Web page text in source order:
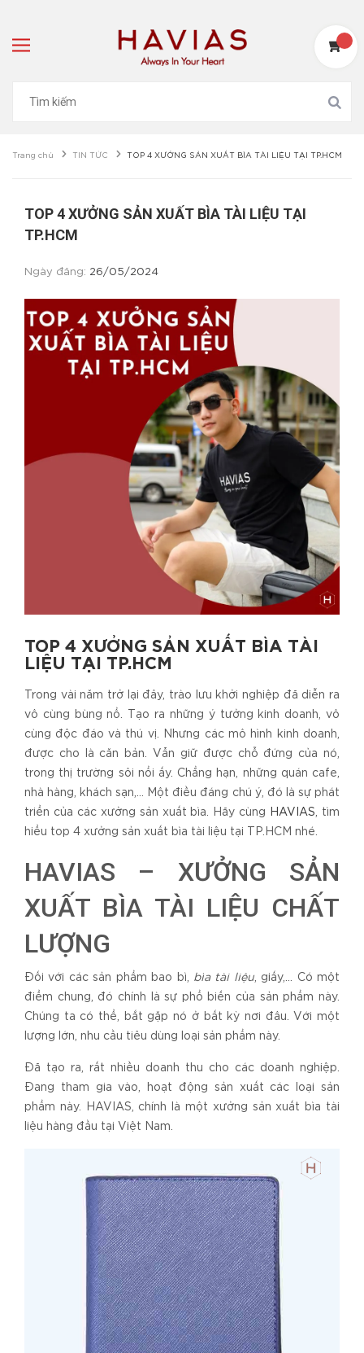
Trang chủ TIN TỨC TOP 4 XƯỞNG SẢN XUẤT BÌA TÀI LIỆU TẠI TP.HCM
TOP 4 XƯỞNG SẢN XUẤT BÌA TÀI LIỆU TẠI
TP.HCM
Ngày đăng: 26/05/2024
TOP 4 XƯỞNG SẢN XUẤT BÌA TÀI
LIỆU TẠI TP.HCM
Trong vài năm trở lại đây, trào lưu khởi nghiệp đã diễn ra
vô cùng bùng nổ. Tạo ra những ý tưởng kinh doanh, vô
cùng độc đáo và thú vị. Nhưng các mô hình kinh doanh,
được cho là căn bản. Vẫn giữ được chỗ đứng của nó,
trong thị trường sôi nổi ấy. Chẳng hạn, những quán cafe,
nhà hàng, khách sạn,… Một điều đáng chú ý, đó là sự phát
triển của các xưởng sản xuất bìa. Hãy cùng
HAVIAS , tìm
hiểu top 4 xưởng sản xuất bìa tài liệu tại TP.HCM nhé.
HAVIAS – XƯỞNG SẢN
XUẤT BÌA TÀI LIỆU CHẤT
LƯỢNG
Đối với các sản phẩm bao bì, bìa tài liệu, giấy,… Có một
điểm chung, đó chính là sự phổ biến của sản phẩm này.
Chúng ta có thể, bắt gặp nó ở bất kỳ nơi đâu. Với một
lượng lớn, nhu cầu tiêu dùng loại sản phẩm này.
Đã tạo ra, rất nhiều doanh thu cho các doanh nghiệp.
Đang tham gia vào, hoạt động sản xuất các loại sản
phẩm này. HAVIAS, chính là một xưởng sản xuất bìa tài
liệu hàng đầu tại Việt Nam.